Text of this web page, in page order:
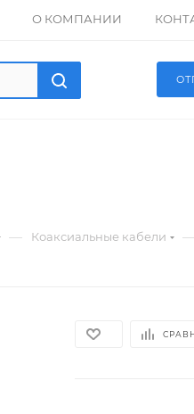
О КОМПАНИИ
— Коаксиальные кабели